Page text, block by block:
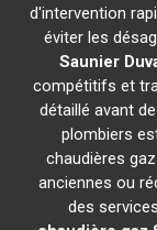
d'intervention
éviter les
Saunier
compétitifs et
détaillé avant
plombiers
chaudières
anciennes ou
des